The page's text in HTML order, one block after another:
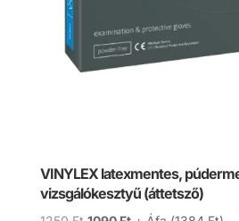
VINYLEX latexmentes,
vizsgálókesztyű (áttetsző)